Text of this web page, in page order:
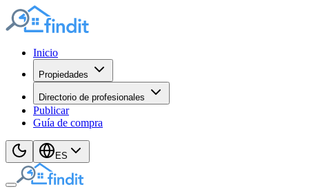
Inicio
Propiedades
Directorio de profesionales
Publicar
Guía de compra
ES